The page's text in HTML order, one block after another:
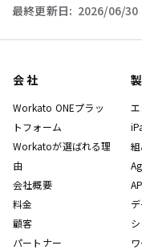
最終更新日: 2026/06/30
会社
Workato ONEプラッ
トフォーム
Workatoが選ばれる理
由
会社概要
料金
顧客
パートナー